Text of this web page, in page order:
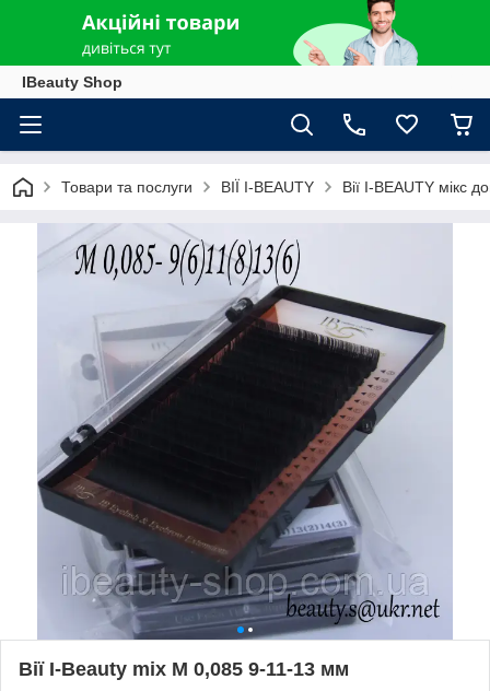
IBeauty Shop
Товари та послуги ВІЇ I-BEAUTY Вії I-BEAUTY мікс
Вії I-Beauty mix M 0,085 9-11-13 мм